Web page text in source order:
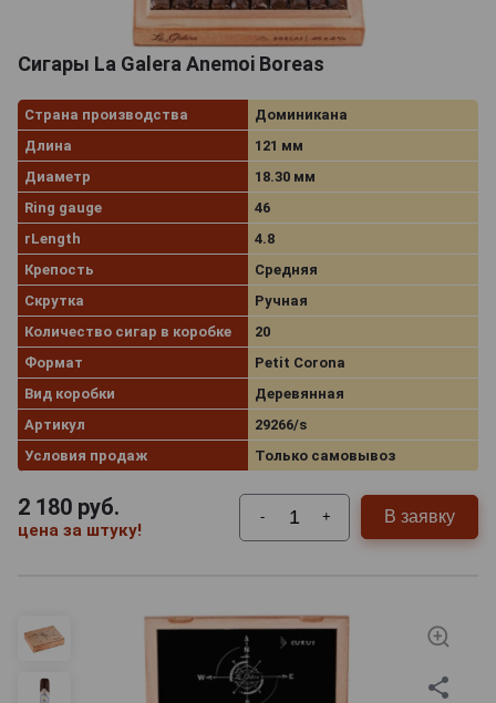
Сигары La Galera Anemoi Boreas
Страна производства
Доминикана
Длина
121 мм
Диаметр
18.30 мм
Ring gauge
46
rLength
4.8
Крепость
Средняя
Скрутка
Ручная
Количество сигар в коробке
20
Формат
Petit Corona
Вид коробки
Деревянная
Артикул
29266/s
Условия продаж
Только самовывоз
2 180 руб.
цена за штуку!
- + В заявку